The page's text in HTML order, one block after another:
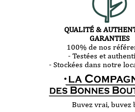
QUALITÉ &
GARANTIES
100% de nos
- Testées et
- Stockées dans notre
Buvez vrai, buvez